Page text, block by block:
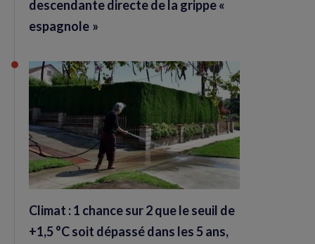
descendante directe de la grippe «
espagnole »
Climat : 1 chance sur 2 que le seuil de
+1,5 °C soit dépassé dans les 5 ans,